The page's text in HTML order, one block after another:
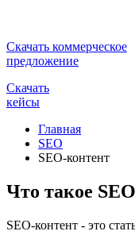
Скачать коммерческое
предложение
Скачать
кейсы
Главная
SEO
SEO-контент
Что такое
SEO-контент - это